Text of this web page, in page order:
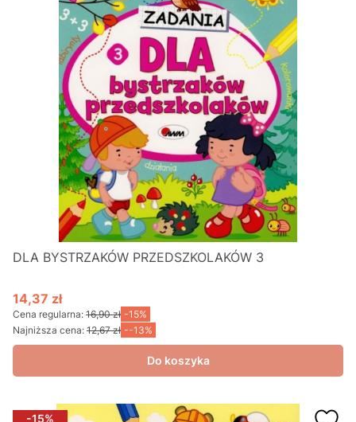
DLA BYSTRZAKÓW PRZEDSZKOLAKÓW 3
Cena promocyjna
14,37 zł
Cena regularna: 16,90 zł -15%
Najniższa cena: 12,67 zł --13%
Do koszyka
-15%